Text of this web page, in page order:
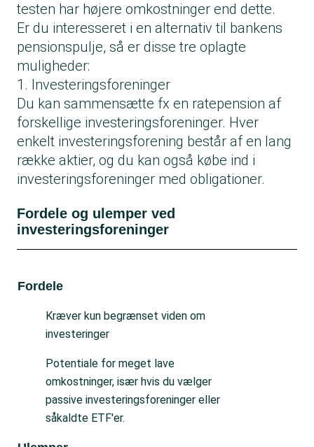
testen har højere omkostninger end dette.
Er du interesseret i en alternativ til bankens
pensionspulje, så er disse tre oplagte
muligheder:
1. Investeringsforeninger
Du kan sammensætte fx en ratepension af
forskellige investeringsforeninger. Hver
enkelt investeringsforening består af en lang
række aktier, og du kan også købe ind i
investeringsforeninger med obligationer.
Fordele og ulemper ved
investeringsforeninger
Fordele
Kræver kun begrænset viden om
investeringer
Potentiale for meget lave
omkostninger, især hvis du vælger
passive investeringsforeninger eller
såkaldte ETF'er.